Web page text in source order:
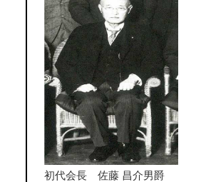
初代会長 佐藤 昌介男爵